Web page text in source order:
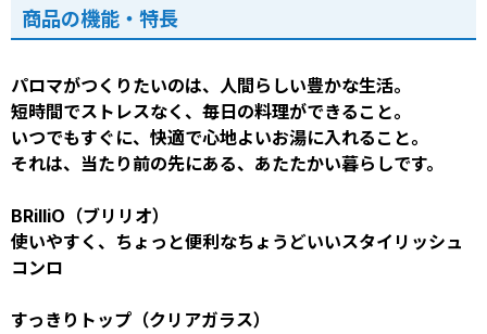
商品の機能・特長
パロマがつくりたいのは、人間らしい豊かな生活。
短時間でストレスなく、毎日の料理ができること。
いつでもすぐに、快適で心地よいお湯に入れること。
それは、当たり前の先にある、あたたかい暮らしです。
BRilliO（ブリリオ）
使いやすく、ちょっと便利なちょうどいいスタイリッシュ
コンロ
すっきりトップ（クリアガラス）